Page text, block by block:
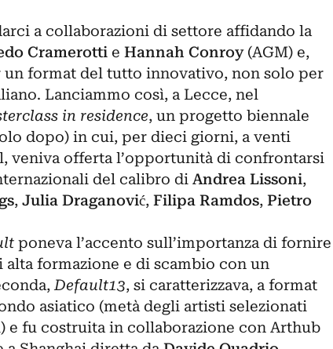
a collaborazioni di settore affidando la
Cramerottie Hannah Conroy(AGM) e,
format del tutto innovativo, non solo per
Lanciammo così, a Lecce, nel
in residence, un progetto biennale
dopo) in cui, per dieci giorni, a venti
veniva offerta l’opportunità di confrontarsi
del calibro di Andrea Lissoni,
, Julia Draganović, Filipa Ramdos, Pietro
poneva l’accento sull’importanza di fornire
formazione e di scambio con un
Default13, si caratterizzava, a format
asiatico (metà degli artisti selezionati
e fu costruita in collaborazione con Arthub